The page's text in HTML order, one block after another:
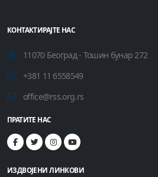
КОНТАКТИРАЈТЕ НАС
11070 Београд - Тошин бунар 272
+381 11 6558549
office@rss.org.rs
ПРАТИТЕ НАС
ИЗДВОЈЕНИ ЛИНКОВИ